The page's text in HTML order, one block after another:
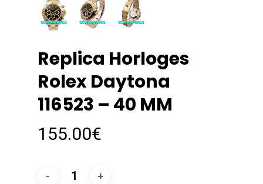
Replica Horloges
Rolex Daytona
116523 – 40 MM
155.00€